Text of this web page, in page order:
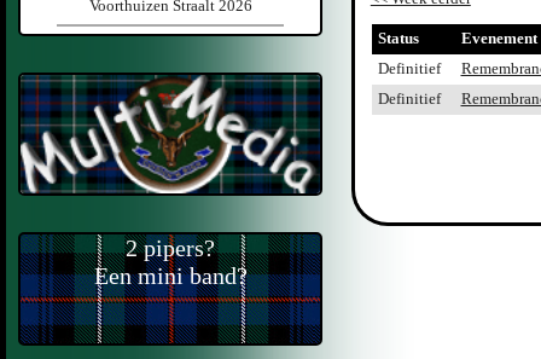
Status
Evenement
Definitief
Definitief
Voorthuizen Straalt 2026
2 pipers?
Een mini band?